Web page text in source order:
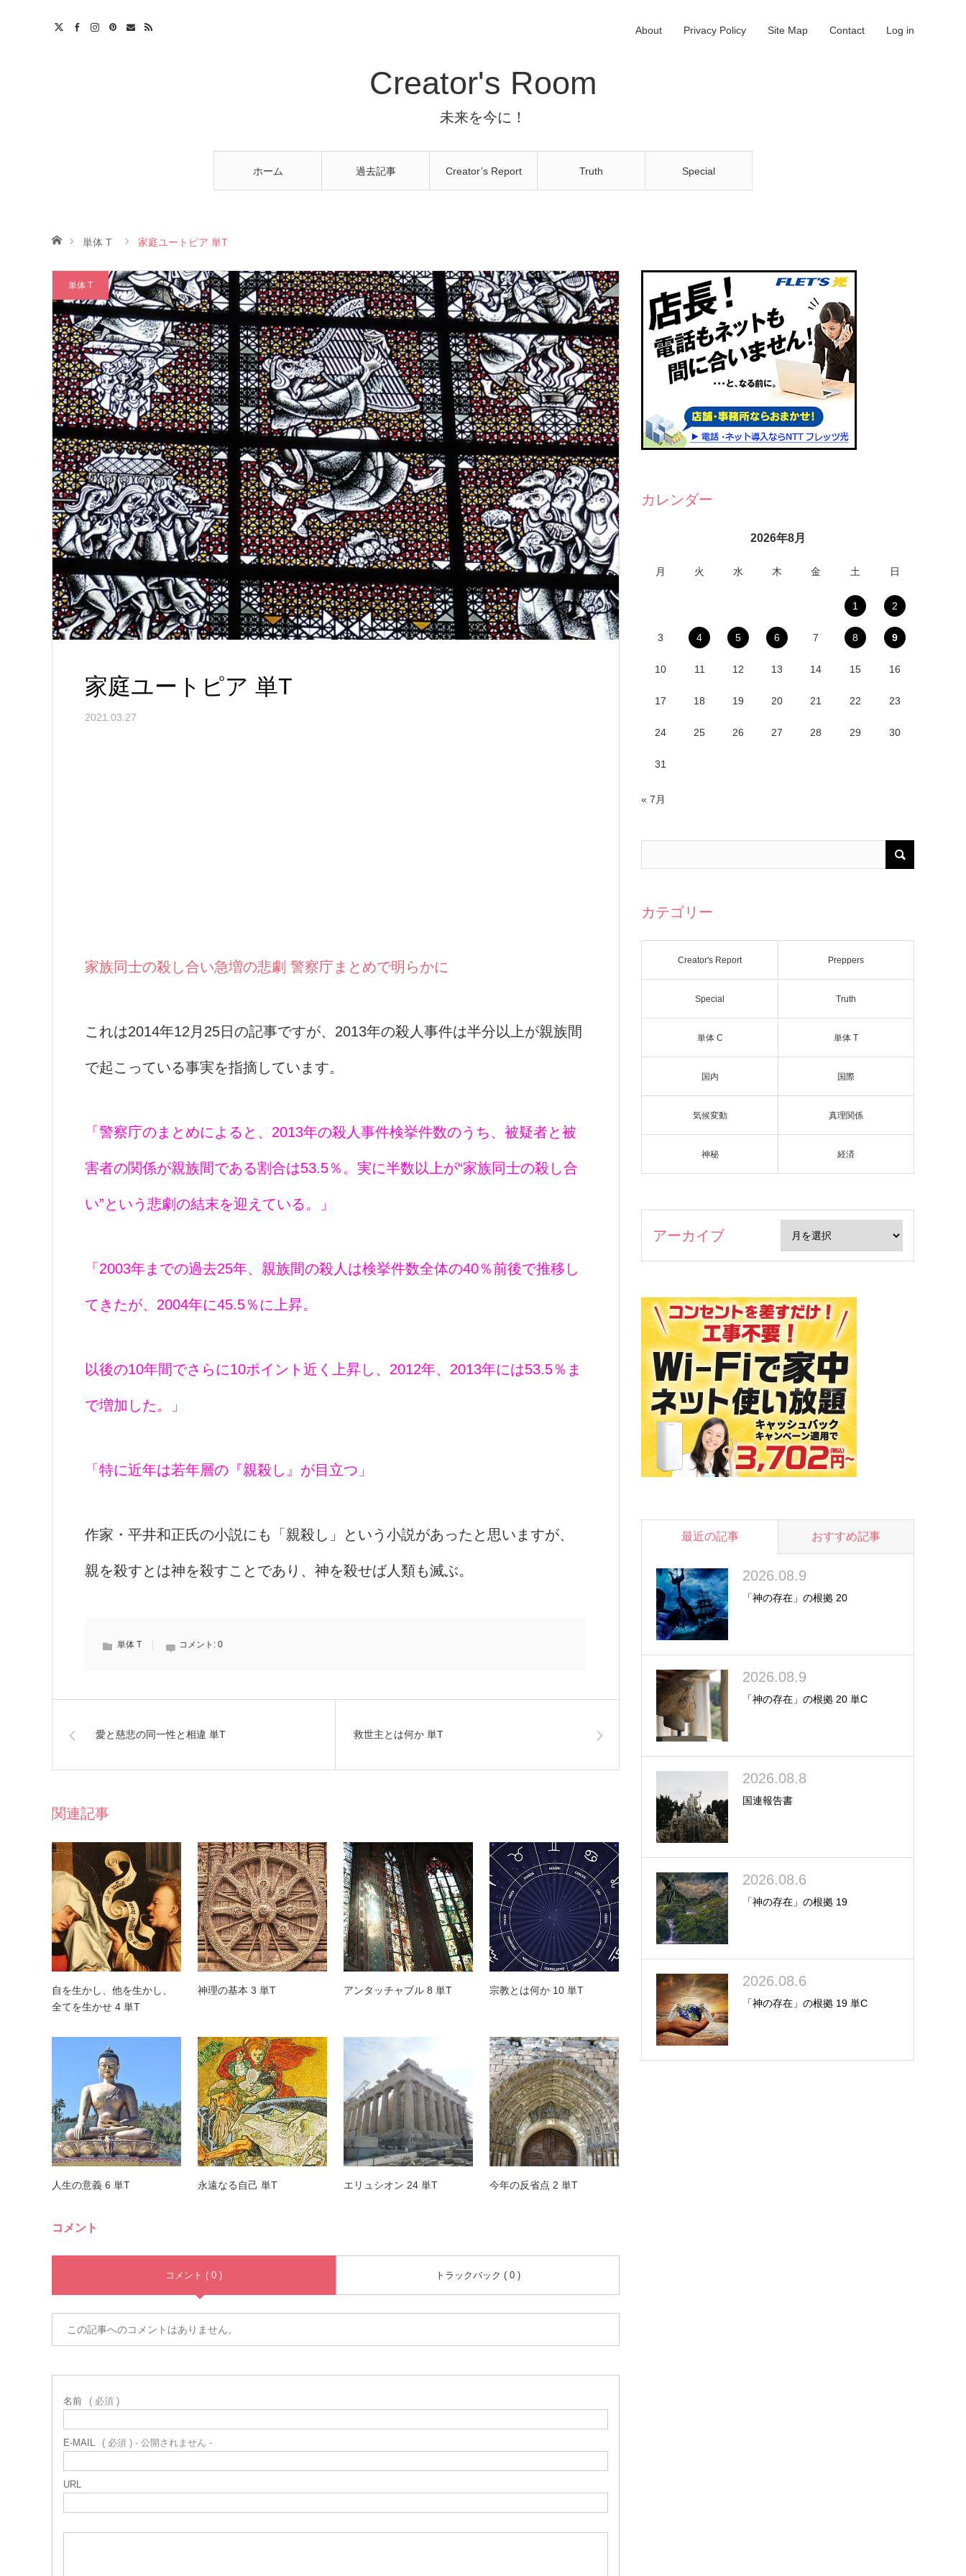
Creator's Room
未来を今に！
ホーム 過去記事 Creator’s Report Truth Special
About Privacy Policy Site Map Contact Log in
ホーム単体 T 家庭ユートピア 単T
単体 T
家庭ユートピア 単T
2021.03.27
家族同士の殺し合い急増の悲劇 警察庁まとめで明らかに
これは2014年12月25日の記事ですが、2013年の殺人事件は半分以上が親族間
で起こっている事実を指摘しています。
「警察庁のまとめによると、2013年の殺人事件検挙件数のうち、被疑者と被
害者の関係が親族間である割合は53.5％。実に半数以上が“家族同士の殺し合
い”という悲劇の結末を迎えている。」
「2003年までの過去25年、親族間の殺人は検挙件数全体の40％前後で推移し
てきたが、2004年に45.5％に上昇。
以後の10年間でさらに10ポイント近く上昇し、2012年、2013年には53.5％ま
で増加した。」
「特に近年は若年層の『親殺し』が目立つ」
作家・平井和正氏の小説にも「親殺し」という小説があったと思いますが、
親を殺すとは神を殺すことであり、神を殺せば人類も滅ぶ。
単体 T コメント: 0
愛と慈悲の同一性と相違 単T 救世主とは何か 単T
関連記事
自を生かし、他を生かし、
全てを生かせ 4 単T
神理の基本 3 単T アンタッチャブル 8 単T 宗教とは何か 10 単T
人生の意義 6 単T 永遠なる自己 単T エリュシオン 24 単T 今年の反省点 2 単T
コメント
コメント ( 0 ) トラックバック ( 0 )
この記事へのコメントはありません。
名前 ( 必須 )
E-MAIL ( 必須 ) - 公開されません -
URL
カレンダー
2026年8月
月 火 水 木 金 土 日
1 2
3 4 5 6 7 8 9
10 11 12 13 14 15 16
17 18 19 20 21 22 23
24 25 26 27 28 29 30
31
« 7月
カテゴリー
Creator's Report Preppers
Special Truth
単体 C 単体 T
国内 国際
気候変動 真理関係
神秘 経済
アーカイブ
最近の記事 おすすめ記事
2026.08.9
「神の存在」の根拠 20
2026.08.9
「神の存在」の根拠 20 単C
2026.08.8
国連報告書
2026.08.6
「神の存在」の根拠 19
2026.08.6
「神の存在」の根拠 19 単C